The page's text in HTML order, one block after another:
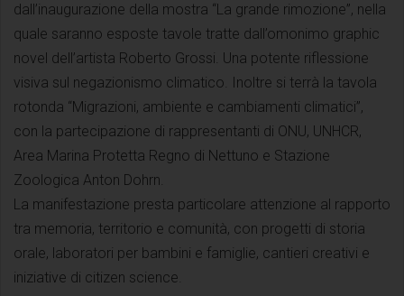
dall’inaugurazione della mostra “La grande rimozione”, nella
quale saranno esposte tavole tratte dall’omonimo graphic
novel dell’artista Roberto Grossi. Una potente riflessione
visiva sul negazionismo climatico. Inoltre si terrà la tavola
rotonda “Migrazioni, ambiente e cambiamenti climatici”,
con la partecipazione di rappresentanti di ONU, UNHCR,
Area Marina Protetta Regno di Nettuno e Stazione
Zoologica Anton Dohrn.
La manifestazione presta particolare attenzione al rapporto
tra memoria, territorio e comunità, con progetti di storia
orale, laboratori per bambini e famiglie, cantieri creativi e
iniziative di citizen science.